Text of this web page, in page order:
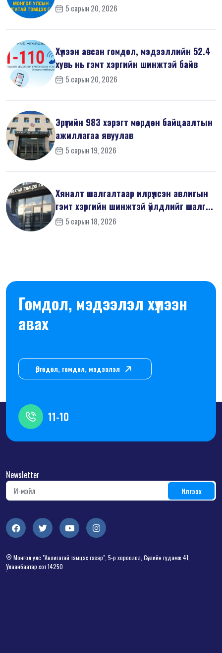
5 сарын 20, 2026
Хүлээн авсан гомдол, мэдээллийн 52.4
хувь нь гэмт хэргийн шинжтэй байв
5 сарын 20, 2026
Эрүүгийн 983 хэрэгт мөрдөн байцаалтын
ажиллагаа явуулав
5 сарын 19, 2026
Хяналт шалгалтаар илрүүлсэн авлигын
гэмт хэргийн шинжтэй үйлдлийг шалг...
5 сарын 18, 2026
Гомдол, мэдээлэл хүлээн
авах
Өргөдөл, гомдол, мэдээлэл
11-10
Newsletter
Монгол улс "Авлигатай тэмцэх газар", 5-р хороолол, Сөүлийн гудамж 41,
Улаанбаатар хот 14250